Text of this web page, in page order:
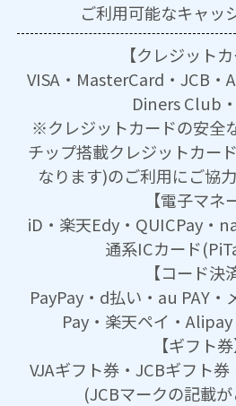
ご利用可能なキャッ
【クレジットカ
VISA・MasterCard・JCB・
Diners Club
※クレジットカードの安全
チップ搭載クレジットカー
なります)のご利用にご協
【電子マネ
iD・楽天Edy・QUICPay・
通系ICカード
【コード決
PayPay・d払い・au PAY・
Pay・楽天ペイ・
【ギフト券
VJAギフト券・JCBギフト
(JCBマークの記載